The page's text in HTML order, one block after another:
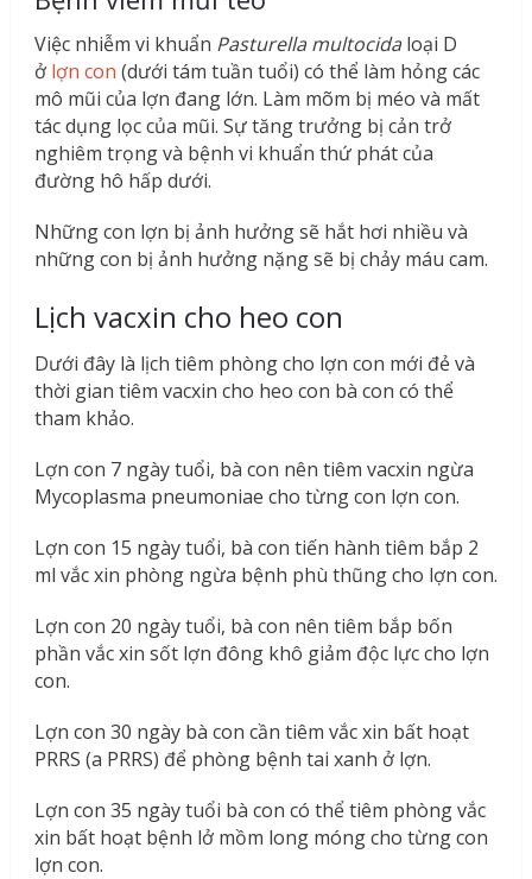
Việc nhiễm vi khuẩn Pasturella multocidaloại D
ở lợn con (dưới tám tuần tuổi) có thể làm hỏng các
mô mũi của lợn đang lớn. Làm mõm bị méo và mất
tác dụng lọc của mũi. Sự tăng trưởng bị cản trở
nghiêm trọng và bệnh vi khuẩn thứ phát của
đường hô hấp dưới.
Những con lợn bị ảnh hưởng sẽ hắt hơi nhiều và
những con bị ảnh hưởng nặng sẽ bị chảy máu cam.
Lịch vacxin cho heo con
Dưới đây là lịch tiêm phòng cho lợn con mới đẻ và
thời gian tiêm vacxin cho heo con bà con có thể
tham khảo.
Lợn con 7 ngày tuổi, bà con nên tiêm vacxin ngừa
Mycoplasma pneumoniae cho từng con lợn con.
Lợn con 15 ngày tuổi, bà con tiến hành tiêm bắp 2
ml vắc xin phòng ngừa bệnh phù thũng cho lợn con.
Lợn con 20 ngày tuổi, bà con nên tiêm bắp bốn
phần vắc xin sốt lợn đông khô giảm độc lực cho lợn
con.
Lợn con 30 ngày bà con cần tiêm vắc xin bất hoạt
PRRS (a PRRS) để phòng bệnh tai xanh ở lợn.
Lợn con 35 ngày tuổi bà con có thể tiêm phòng vắc
xin bất hoạt bệnh lở mồm long móng cho từng con
lợn con.